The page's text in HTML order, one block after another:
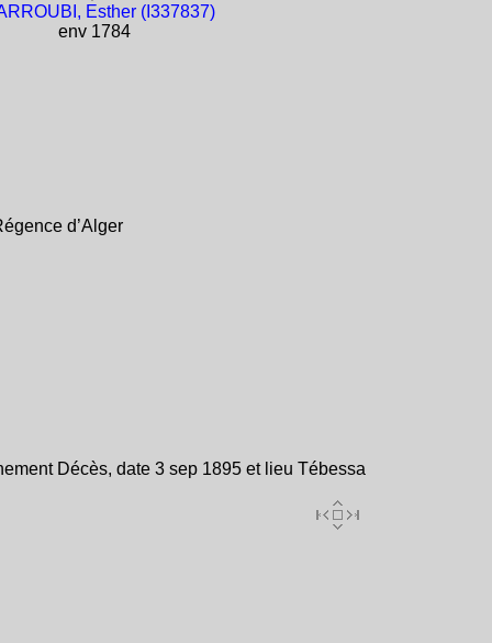
Esther (I337837)
env 1784
d’Alger
Décès, date 3 sep 1895 et lieu Tébessa